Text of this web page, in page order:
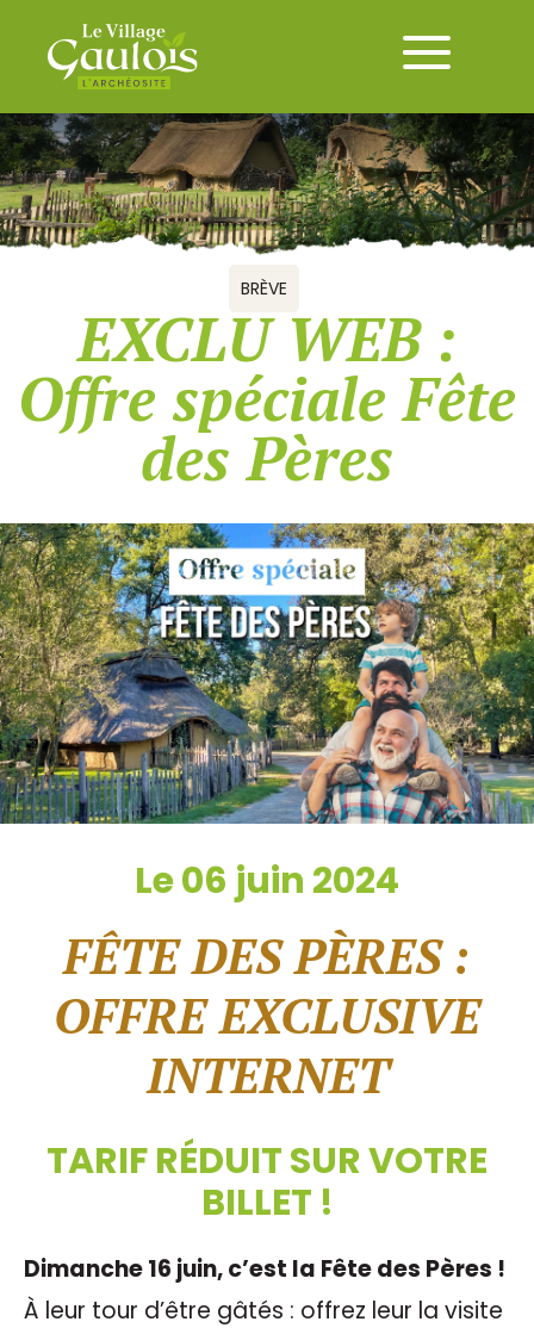
BRÈVE
EXCLU WEB :
Offre spéciale Fête
des Pères
Le 06 juin 2024
FÊTE DES PÈRES :
OFFRE EXCLUSIVE
INTERNET
TARIF RÉDUIT SUR VOTRE
BILLET !
Dimanche 16 juin, c’est la Fête des Pères !
À leur tour d’être gâtés : offrez leur la visite